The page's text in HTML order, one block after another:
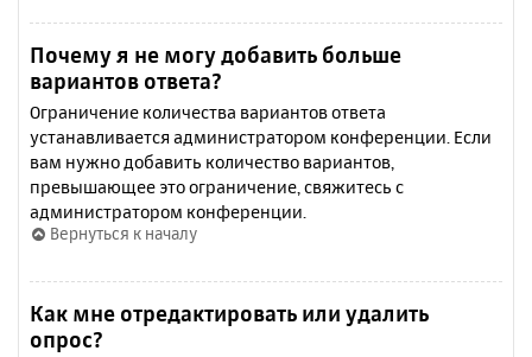
Почему я не могу добавить больше
вариантов ответа?
Ограничение количества вариантов ответа
устанавливается администратором конференции. Если
вам нужно добавить количество вариантов,
превышающее это ограничение, свяжитесь с
администратором конференции.
Вернуться к началу
Как мне отредактировать или удалить
опрос?